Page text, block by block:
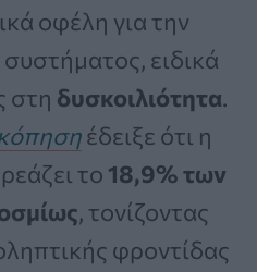
οφέλη για την
ειδικά
στη δυσκοιλιότητα.
έδειξε ότι η
το 18,9% των
, τονίζοντας
φροντίδας